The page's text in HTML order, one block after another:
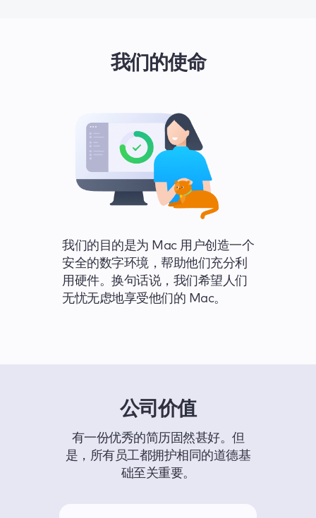
我们的使命
我们的目的是为 Mac 用户创造一个
安全的数字环境，帮助他们充分利
用硬件。换句话说，我们希望人们
无忧无虑地享受他们的 Mac。
公司价值
有一份优秀的简历固然甚好。但
是，所有员工都拥护相同的道德基
础至关重要。